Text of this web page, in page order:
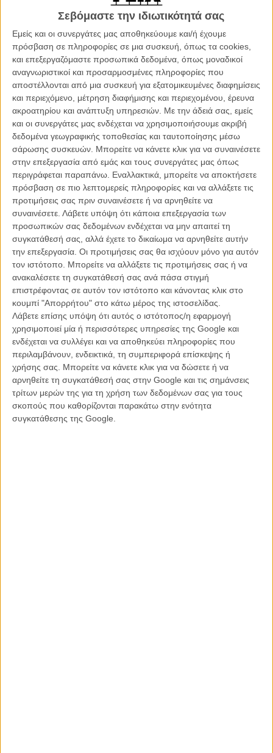
Σεβόμαστε την ιδιωτικότητά σας
Εμείς και οι συνεργάτες μας αποθηκεύουμε και/ή έχουμε
πρόσβαση σε πληροφορίες σε μια συσκευή, όπως τα cookies,
και επεξεργαζόμαστε προσωπικά δεδομένα, όπως μοναδικοί
αναγνωριστικοί και προσαρμοσμένες πληροφορίες που
αποστέλλονται από μια συσκευή για εξατομικευμένες διαφημίσεις
και περιεχόμενο, μέτρηση διαφήμισης και περιεχομένου, έρευνα
ακροατηρίου και ανάπτυξη υπηρεσιών. Με την άδειά σας, εμείς
και οι συνεργάτες μας ενδέχεται να χρησιμοποιήσουμε ακριβή
δεδομένα γεωγραφικής τοποθεσίας και ταυτοποίησης μέσω
σάρωσης συσκευών. Μπορείτε να κάνετε κλικ για να συναινέσετε
στην επεξεργασία από εμάς και τους συνεργάτες μας όπως
περιγράφεται παραπάνω. Εναλλακτικά, μπορείτε να αποκτήσετε
πρόσβαση σε πιο λεπτομερείς πληροφορίες και να αλλάξετε τις
προτιμήσεις σας πριν συναινέσετε ή να αρνηθείτε να
συναινέσετε. Λάβετε υπόψη ότι κάποια επεξεργασία των
προσωπικών σας δεδομένων ενδέχεται να μην απαιτεί τη
συγκατάθεσή σας, αλλά έχετε το δικαίωμα να αρνηθείτε αυτήν
την επεξεργασία. Οι προτιμήσεις σας θα ισχύουν μόνο για αυτόν
τον ιστότοπο. Μπορείτε να αλλάξετε τις προτιμήσεις σας ή να
ανακαλέσετε τη συγκατάθεσή σας ανά πάσα στιγμή
επιστρέφοντας σε αυτόν τον ιστότοπο και κάνοντας κλικ στο
κουμπί "Απορρήτου" στο κάτω μέρος της ιστοσελίδας.
Λάβετε επίσης υπόψη ότι αυτός ο ιστότοπος/η εφαρμογή
χρησιμοποιεί μία ή περισσότερες υπηρεσίες της Google και
ενδέχεται να συλλέγει και να αποθηκεύει πληροφορίες που
περιλαμβάνουν, ενδεικτικά, τη συμπεριφορά επίσκεψης ή
χρήσης σας. Μπορείτε να κάνετε κλικ για να δώσετε ή να
αρνηθείτε τη συγκατάθεσή σας στην Google και τις σημάνσεις
τρίτων μερών της για τη χρήση των δεδομένων σας για τους
σκοπούς που καθορίζονται παρακάτω στην ενότητα
συγκατάθεσης της Google.
από διαφορετικές χώρες την ίδια ακριβώς στιγμή. Είναι μοναδική
στιγμή. Συμβαίνει μια φορά στη δεκαετία», συμπληρώνει ο
Μπαρμπέρα.
Διαβάστε αναλυτικά: *Βενετία 2018: Αυτές είναι οι 21 ταινίες
που διεκδικούν (με αξιώσεις) τον φετινό Χρυσό Λέοντα